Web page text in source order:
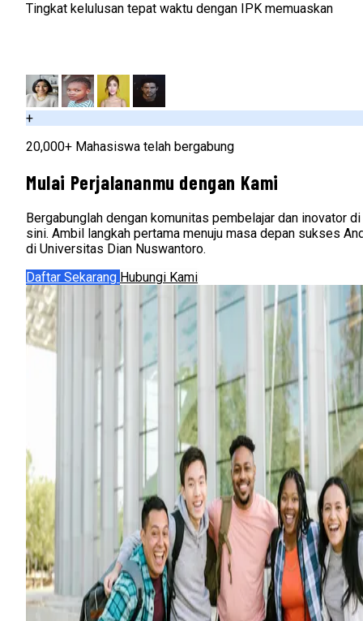
Tingkat kelulusan tepat waktu dengan IPK memuaskan
+
20,000+ Mahasiswa telah bergabung
Mulai Perjalananmu dengan Kami
Bergabunglah dengan komunitas pembelajar dan inovator di
sini. Ambil langkah pertama menuju masa depan sukses
di Universitas Dian Nuswantoro.
Daftar Sekarang Hubungi Kami